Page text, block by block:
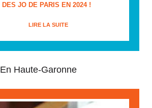
DES JO DE PARIS EN 2024 !
LIRE LA SUITE
En Haute-Garonne